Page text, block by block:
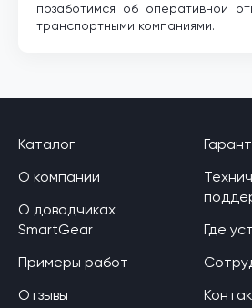
позаботимся об оперативной
транспортными компаниями.
Каталог
О компании
О доводчиках
SmartGear
Примеры работ
Отзывы
Где